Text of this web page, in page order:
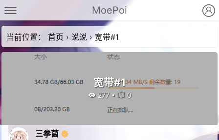
MoePoi
当前位置： 首页 › 说说 ›宽带#1
宽带#1
277• 0
三拳菌